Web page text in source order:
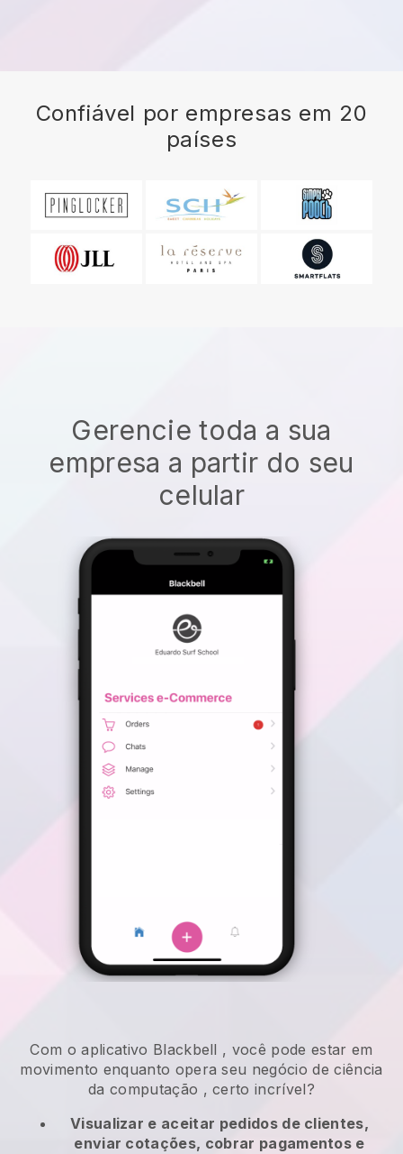
Confiável por empresas em 20
países
Gerencie toda a sua
empresa a partir do seu
celular
Com o aplicativo Blackbell , você pode estar em
movimento enquanto opera seu negócio de ciência
da computação , certo incrível?
Visualizar e aceitar pedidos de clientes,
enviar cotações, cobrar pagamentos e